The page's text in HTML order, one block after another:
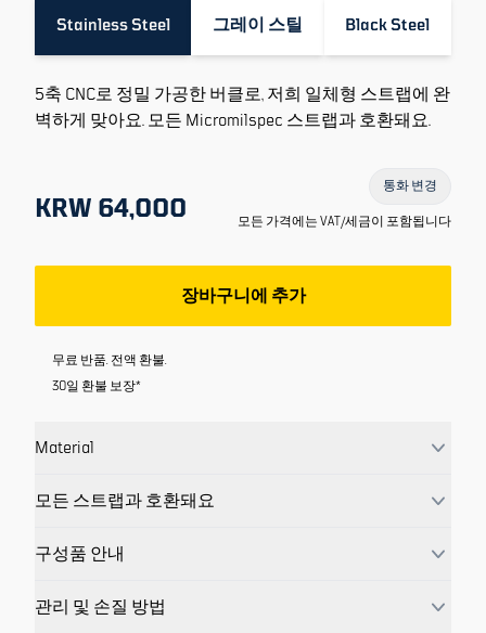
Stainless Steel 그레이 스틸 Black Steel
5축 CNC로 정밀 가공한 버클로, 저희 일체형 스트랩에 완
벽하게 맞아요. 모든 Micromilspec 스트랩과 호환돼요.
KRW 64,000
통화 변경
모든 가격에는 VAT/세금이 포함됩니다
장바구니에 추가
무료 반품. 전액 환불.
30일 환불 보장*
Material
모든 스트랩과 호환돼요
구성품 안내
관리 및 손질 방법